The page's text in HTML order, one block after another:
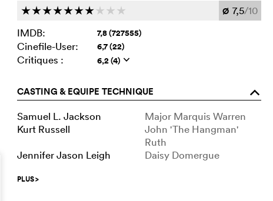
ccccccc c c c Ø 7,5/10
IMDB:
7,8 (727555)
Cinefile-User: 6,7 (22)
Critiques : 6,2 (4) q
CASTING & EQUIPE TECHNIQUE o
Samuel L. Jackson
Major Marquis Warren
Kurt Russell
John 'The Hangman'
Ruth
Jennifer Jason Leigh
Daisy Domergue
PLUS>